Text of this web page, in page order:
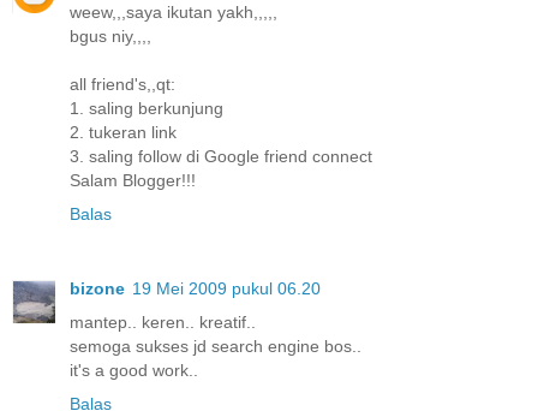
weew,,,saya ikutan yakh,,,,,
bgus niy,,,,
all friend's,,qt:
1. saling berkunjung
2. tukeran link
3. saling follow di Google friend connect
Salam Blogger!!!
Balas
bizone 19 Mei 2009 pukul 06.20
mantep.. keren.. kreatif..
semoga sukses jd search engine bos..
it's a good work..
Balas